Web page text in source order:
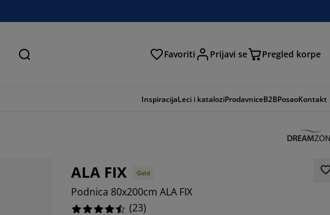
Pretraga Favoriti Prijavi se Pregled korpe
InspiracijaLeci i kataloziProdavniceB2BPosaoKontakt
ALA FIX Gold
Podnica 80x200cm ALA FIX
(23)